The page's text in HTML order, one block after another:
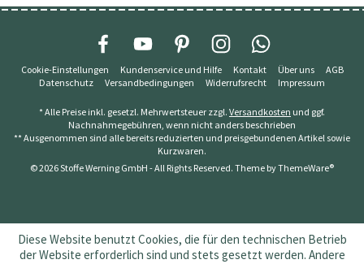
Cookie-Einstellungen Kundenservice und Hilfe Kontakt Über uns
AGB
Datenschutz
Versandbedingungen Widerrufsrecht Impressum
* Alle Preise inkl. gesetzl. Mehrwertsteuer zzgl. Versandkosten und ggf.
Nachnahmegebühren, wenn nicht anders beschrieben
** Ausgenommen sind alle bereits reduzierten und preisgebundenen Artikel sowie
Kurzwaren.
© 2026 Stoffe Werning GmbH - All Rights Reserved. Theme byThemeWare®
Diese Website benutzt Cookies, die für den technischen Betrieb
der Website erforderlich sind und stets gesetzt werden. Andere